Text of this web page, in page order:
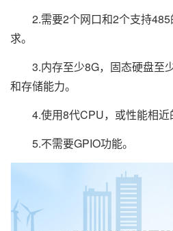
2.需要2个网口和2个支持485
求。
3.内存至少8G，固态硬盘至
和存储能力。
4.使用8代CPU，或性能相近
5.不需要GPIO功能。